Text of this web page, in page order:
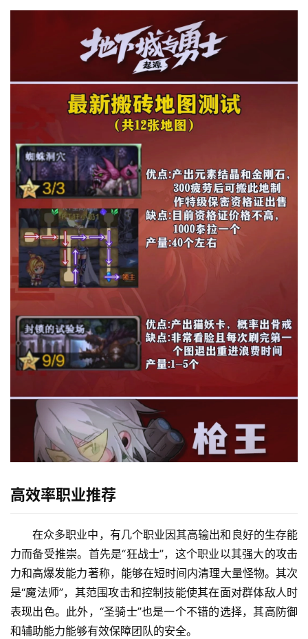
高效率职业推荐
在众多职业中，有几个职业因其高输出和良好的生存能
力而备受推崇。首先是“狂战士”，这个职业以其强大的攻击
力和高爆发能力著称，能够在短时间内清理大量怪物。其次
是“魔法师”，其范围攻击和控制技能使其在面对群体敌人时
表现出色。此外，“圣骑士”也是一个不错的选择，其高防御
和辅助能力能够有效保障团队的安全。